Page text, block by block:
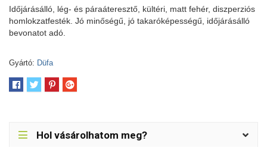
Időjárásálló, lég- és páraáteresztő, kültéri, matt fehér, diszperziós
homlokzatfesték. Jó minőségű, jó takaróképességű, időjárásálló
bevonatot adó.
Gyártó: Düfa
Hol vásárolhatom meg?